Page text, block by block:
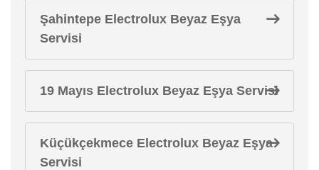
Şahintepe Electrolux Beyaz Eşya
Servisi
19 Mayıs Electrolux Beyaz Eşya Servisi
Küçükçekmece Electrolux Beyaz Eşya
Servisi